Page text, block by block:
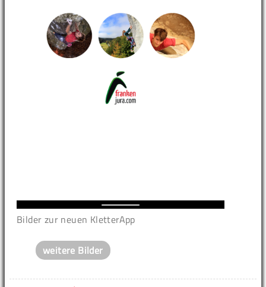
Bilder zur neuen KletterApp
weitere Bilder